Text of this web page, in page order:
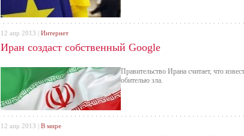
Иран создаст собственный Google
Правительство Ирана считает, что
обителью зла.
12 апр 2013 | Интернет
12 апр 2013 | В мире